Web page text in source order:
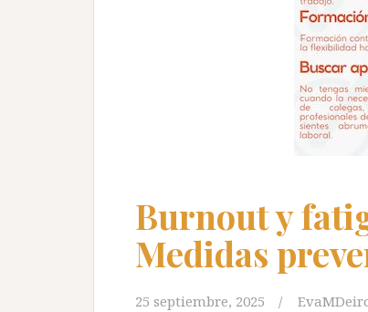
Burnout y
Medidas
25 septiembre, 2025